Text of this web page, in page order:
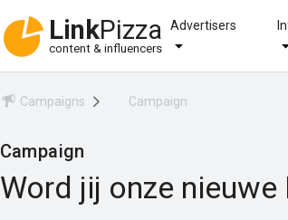
LinkPizza
content & influencers
Advertisers
Campaigns Campaign
Campaign
Word jij onze